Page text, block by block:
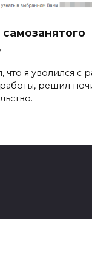
что я уволился с
решил